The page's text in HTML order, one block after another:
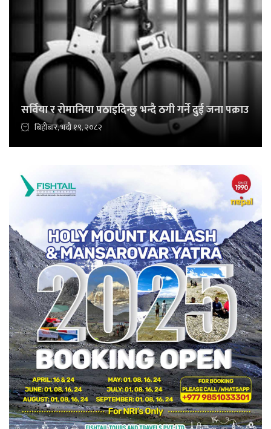
सर्विया र रोमानिया पठाइदिन्छु भन्दै ठगी गर्ने दुई जना पक्राउ
बिहीबार, भदौ १९, २०८२